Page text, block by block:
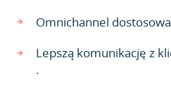
Omnichannel
Lepszą komunikację z
.